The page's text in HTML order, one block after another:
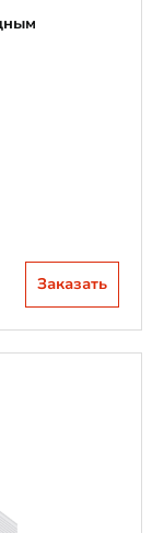
Заказать